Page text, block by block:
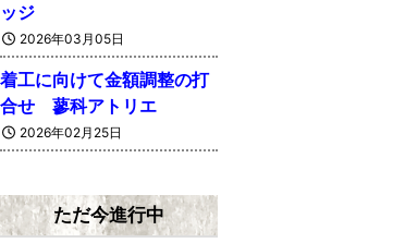
ッジ
2026年03月05日
着工に向けて金額調整の打
合せ 蓼科アトリエ
2026年02月25日
ただ今進行中